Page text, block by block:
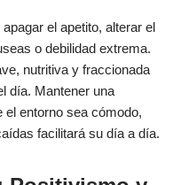
el apetito, alterar el
o debilidad extrema.
nutritiva y fraccionada
día. Mantener una
el entorno sea cómodo,
facilitará su día a día.